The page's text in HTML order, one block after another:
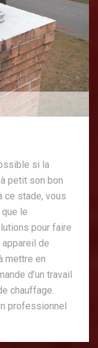
si la
petit son bon
ce stade, vous
le
pour faire
de
mettre en
d’un travail
chauffage.
professionnel